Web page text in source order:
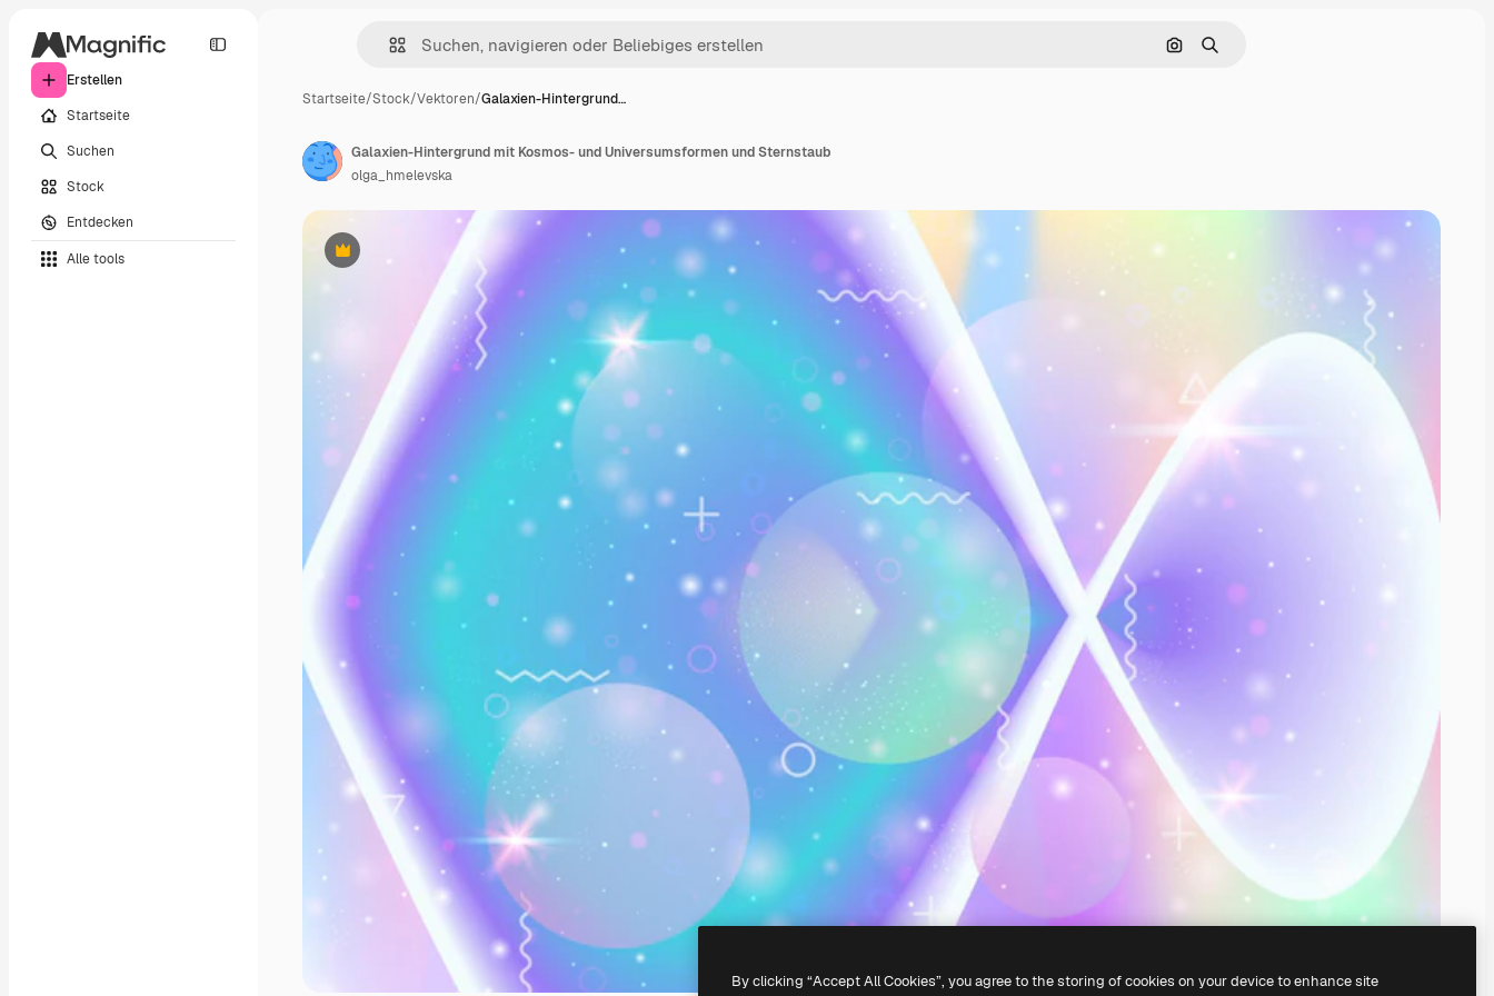
Erstellen
Startseite
Suchen
Stock
Entdecken
Alle tools
Nach Bild suchen
Suchen
Startseite/Stock/Vektoren/Galaxien-Hintergrund…
Premium
Galaxien-Hintergrund mit Kosmos- und Universumsformen und Sternstaub
olga_hmelevska
By clicking “Accept All Cookies”, you agree to the storing of cookies on your device to enhance site